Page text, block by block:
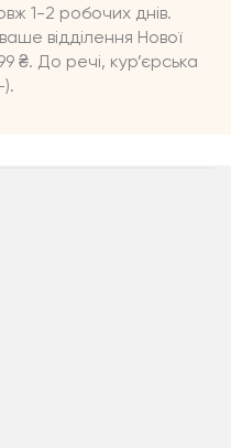
1-2 робочих днів.
відділення Нової
₴. До речі, кур’єрська